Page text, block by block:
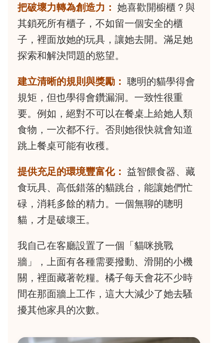
把破壞力轉為創造力： 她喜歡開櫥櫃？與
其鎖死所有櫃子，不如留一個安全的櫃
子，裡面放她的玩具，讓她去開。滿足她
探索和解決問題的慾望。
建立清晰的規則與獎勵： 聰明的貓學得會
規矩，但也學得會鑽漏洞。一致性很重
要。例如，絕對不可以在餐桌上給她人類
食物，一次都不行。否則她很快就會知道
跳上餐桌可能有收穫。
提供充足的環境豐富化： 益智餵食器、藏
食玩具、高低錯落的貓跳台，能讓她們忙
碌，消耗多餘的精力。一個無聊的聰明
貓，才是破壞王。
我自己在客廳設置了一個「貓咪挑戰
牆」，上面有各種需要撥動、滑開的小機
關，裡面藏著乾糧。橘子每天會花不少時
間在那面牆上工作，這大大減少了她去騷
擾其他家具的次數。